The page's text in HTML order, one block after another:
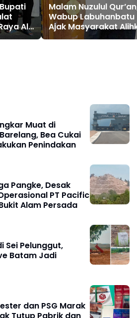
Al-
Malam Nuzulul
Wabup Labuhanbatu
Ajak Masyarakat
Gadget ke Mushaf
Muat di
Bea Cukai
Penindakan
Pangke, Desak
PT Pacific
Alam Persada
Sei Pelunggut,
Batam Jadi
dan PSG Marak